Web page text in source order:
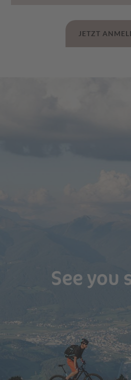
JETZT
See you